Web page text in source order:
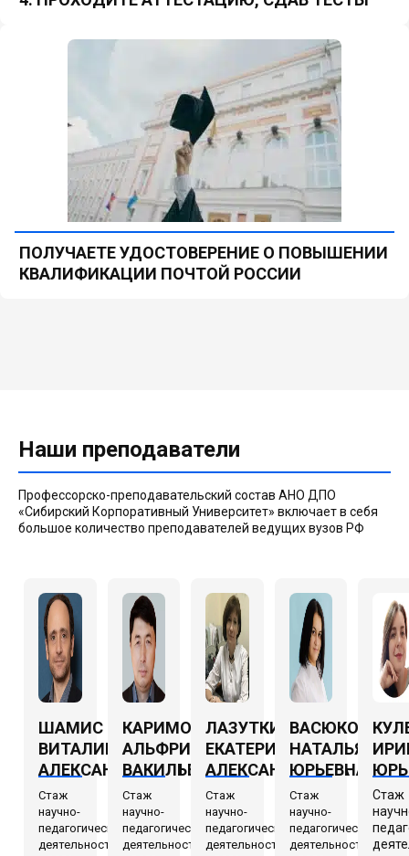
ПОЛУЧАЕТЕ УДОСТОВЕРЕНИЕ О ПОВЫШЕНИИ
КВАЛИФИКАЦИИ ПОЧТОЙ РОССИИ
Наши преподаватели
Профессорско-преподавательский состав АНО ДПО
«Сибирский Корпоративный Университет» включает в себя
большое количество преподавателей ведущих вузов РФ
ШАМИС
ВИТАЛИЙ
АЛЕКСАНДРОВИЧ
Стаж
научно-
педагогической
деятельности
КАРИМОВ
АЛЬФРИД
ВАКИЛЬЕВИЧ
Стаж
научно-
педагогической
деятельности
ЛАЗУТКИНА
ЕКАТЕРИНА
АЛЕКСАНДРОВНА
Стаж
научно-
педагогической
деятельности
ВАСЮКОВА
НАТАЛЬЯ
ЮРЬЕВНА
Стаж
научно-
педагогической
деятельности
Стаж